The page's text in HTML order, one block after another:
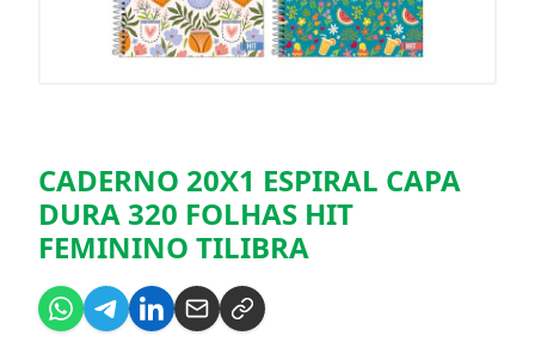
CADERNO 20X1 ESPIRAL CAPA
DURA 320 FOLHAS HIT
FEMININO TILIBRA